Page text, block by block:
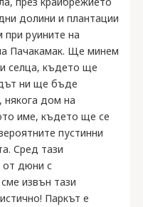
долини и плантации
руините на
Пачакамак. Ще минем
селца, където ще
ни ще бъде
някога дом на
име, където ще се
пустинни
Сред тази
от дюни с
извън тази
Паркът е